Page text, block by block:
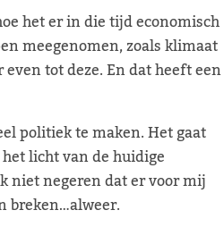
het er in die tijd economisch
meegenomen, zoals klimaat
tot deze. En dat heeft een
politiek te maken. Het gaat
licht van de huidige
niet negeren dat er voor mij
breken…alweer.